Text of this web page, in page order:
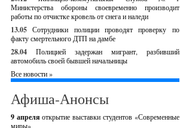
Министерства обороны своевременно производит
работы по отчистке кровель от снега и наледи
13.05 Сотрудники полиции проводят проверку по
факту смертельного ДТП на дамбе
28.04
Полицией задержан мигрант, разбивший
автомобиль своей бывшей начальницы
Все новости »
Афиша-Анонсы
9 апреляоткрытие выставки студентов «Современные
миры»